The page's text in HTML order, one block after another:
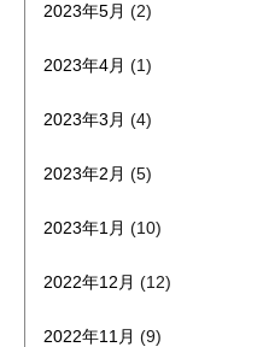
2023年5月 (2)
2023年4月 (1)
2023年3月 (4)
2023年2月 (5)
2023年1月 (10)
2022年12月 (12)
2022年11月 (9)